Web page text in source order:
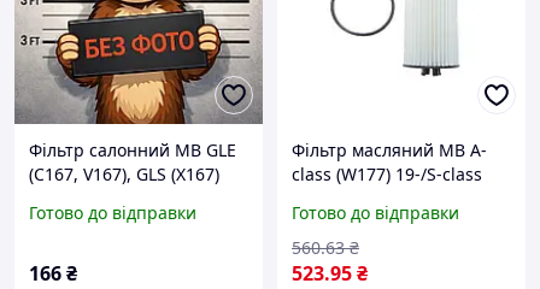
Фільтр салонний MB GLE
(C167, V167), GLS (X167)
Готово до відправки
166₴
Фільтр масляний MB A-
class (W177) 19-/S-class
(M176/M139) SOFIMA S
5282 PE (opt-om)
Готово до відправки
523.95₴
560.63 ₴